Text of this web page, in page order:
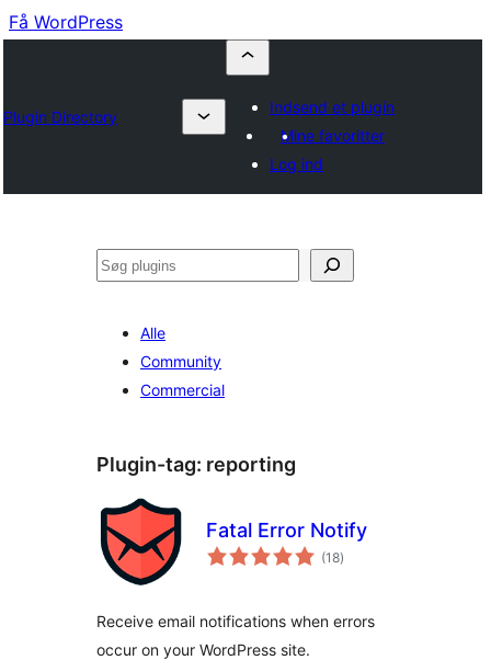
Få WordPress
Plugin Directory
Indsend et plugin
Mine favoritter
Log ind
Søg
Alle
Community
Commercial
Plugin-tag: reporting
Fatal Error Notify
(18totale
bedømmelser
)
Receive email notifications when errors
occur on your WordPress site.